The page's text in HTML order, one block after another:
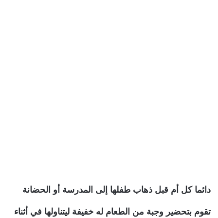
دائما كل أم قبل ذهاب طفلها إلى المدرسة أو الحضانة
تقوم بتحضير وجبة من الطعام له خفيفة ليتناولها في أثناء